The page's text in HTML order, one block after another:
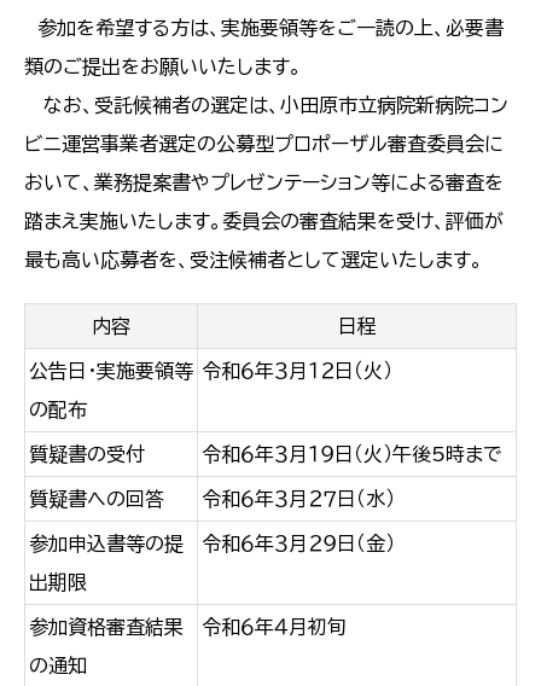
参加を希望する方は、実施要領等をご一読の上、必要書
類のご提出をお願いいたします。
なお、受託候補者の選定は、小田原市立病院新病院コン
ビニ運営事業者選定の公募型プロポーザル審査委員会に
おいて、業務提案書やプレゼンテーション等による審査を
踏まえ実施いたします。委員会の審査結果を受け、評価が
最も高い応募者を、受注候補者として選定いたします。
内容 日程
公告日・実施要領等
の配布
令和６年３月１２日（火）
質疑書の受付 令和６年３月１９日（火）午後5時まで
質疑書への回答 令和６年３月２７日（水）
参加申込書等の提
出期限
令和６年３月２９日（金）
参加資格審査結果
の通知
令和６年４月初旬